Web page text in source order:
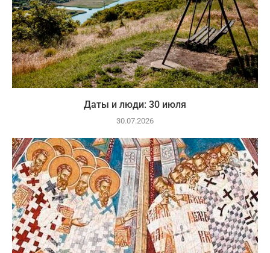
Даты и люди: 30 июля
30.07.2026